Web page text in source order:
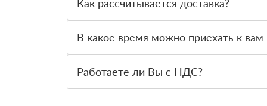
Как рассчитывается доставка?
стоимости и сроков доставки, которые
В какое время можно приехать к вам
Работаете ли Вы с НДС?